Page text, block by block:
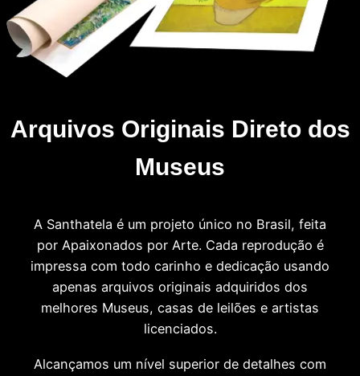
Arquivos Originais Direto dos
Museus
A Santhatela é um projeto único no Brasil, feita
por Apaixonados por Arte. Cada reprodução é
impressa com todo carinho e dedicação usando
apenas arquivos originais adquiridos dos
melhores Museus, casas de leilões e artistas
licenciados.
Alcançamos um nível superior de detalhes com